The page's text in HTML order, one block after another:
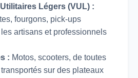
Légers (VUL) :
fourgons, pick-ups
artisans et professionnels
: Motos, scooters, de toutes
sur des plateaux